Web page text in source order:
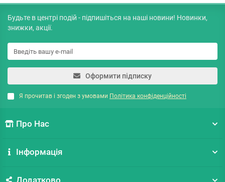
Будьте в центрі подій - підпишіться на наші новини! Новинки,
знижки, акції.
Оформити підписку
Я прочитав і згоден з умовами Політика конфіденційності
Про Нас
Інформація